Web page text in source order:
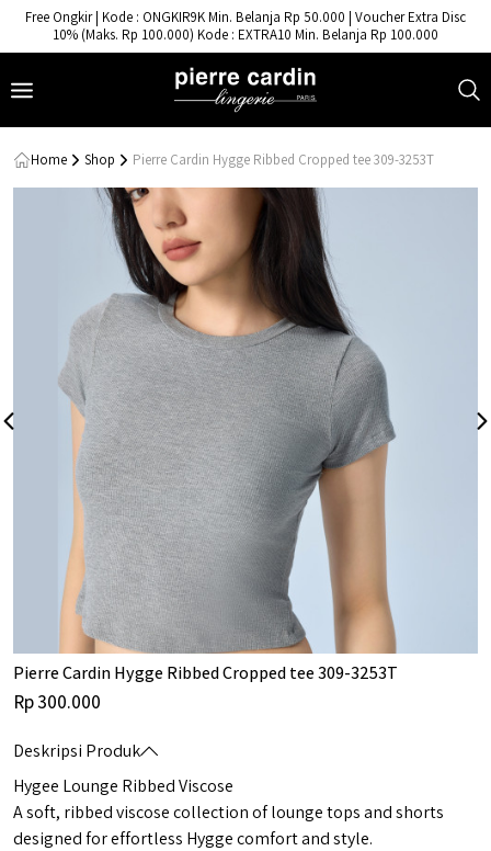
Free Ongkir | Kode : ONGKIR9K Min. Belanja Rp 50.000 | Voucher Extra Disc
10% (Maks. Rp 100.000) Kode : EXTRA10 Min. Belanja Rp 100.000
Home Shop Pierre Cardin Hygge Ribbed Cropped tee 309-3253T
Pierre Cardin Hygge Ribbed Cropped tee 309-3253T
Rp 300.000
Deskripsi Produk
Hygee Lounge Ribbed Viscose
A soft, ribbed viscose collection of lounge tops and shorts
designed for effortless Hygge comfort and style.
- Pierre Cardin Lingerie